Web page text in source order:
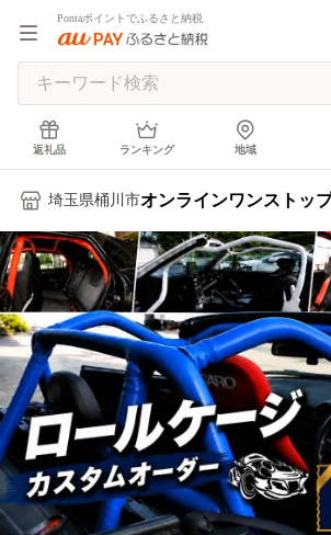
Pontaポイントでふるさと納税
返礼品 ランキング 地域
埼玉県桶川市オンラインワンストッ